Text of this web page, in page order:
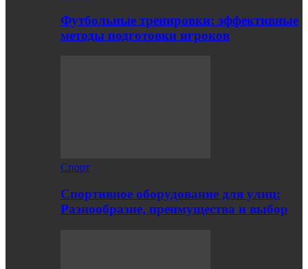
Футбольные тренировки: эффективные
методы подготовки игроков
Спорт
Спортивное оборудование для улиц:
Разнообразие, преимущества и выбор